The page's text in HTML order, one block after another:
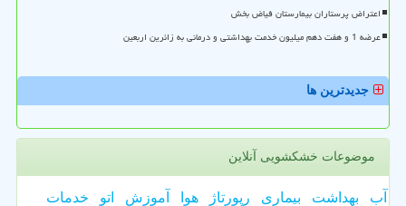
اعتراض پرستاران بیمارستان فیاض بخش
عرضه 1 و هفت دهم میلیون خدمت بهداشتی و درمانی به زائرین اربعین
جدیدترین ها
موضوعات خشکشویی آنلاین
آب بهداشت بیماری رپورتاژ هوا آموزش اتو خدمات